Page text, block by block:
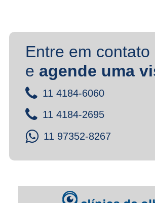
Entre em contato
e agende uma
11 4184-6060
11 4184-2695
11 97352-8267